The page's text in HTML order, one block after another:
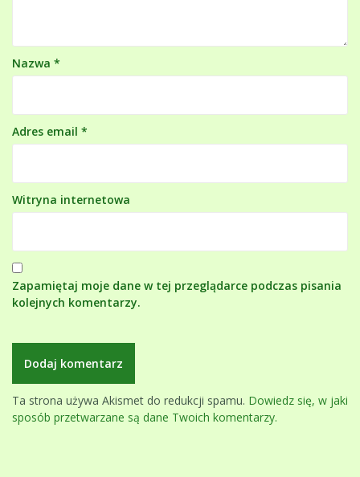
Nazwa *
Adres email *
Witryna internetowa
Zapamiętaj moje dane w tej przeglądarce podczas pisania
kolejnych komentarzy.
Ta strona używa Akismet do redukcji spamu. Dowiedz się, w jaki
sposób przetwarzane są dane Twoich komentarzy.